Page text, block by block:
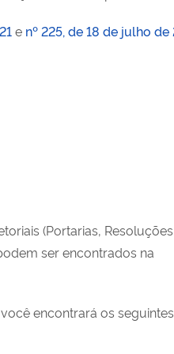
e nº 225, de 18 de julho
(Portarias,
ser encontrados na
encontrará os